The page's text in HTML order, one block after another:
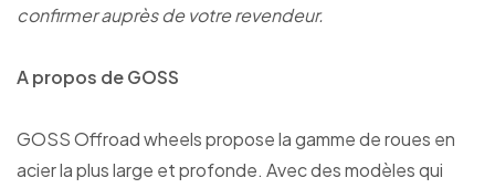
confirmer auprès de votre revendeur.
A propos de GOSS
GOSS Offroad wheels propose la gamme de roues en
acier la plus large et profonde. Avec des modèles qui